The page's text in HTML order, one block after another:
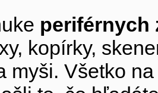
periférnych
kopírky,
myši. Všetko